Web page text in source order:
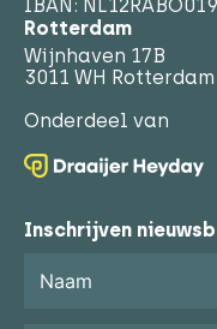
IBAN:
Rotterdam
Wijnhaven 17B
3011 WH Rotterdam
Onderdeel van
Inschrijven